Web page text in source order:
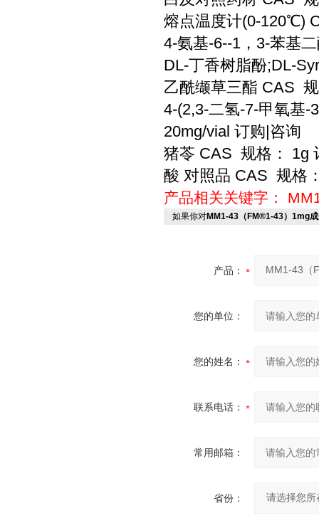
熔点温度计(0-120℃)
4-氨基-6--1，3-苯基
DL-丁香树脂酚;DL-
乙酰缬草三酯 CAS
4-(2,3-二氢-7-甲氧基-
20mg/vial 订购|咨询
猪苓 CAS 规格： 1g
酸 对照品 CAS 规格
产品相关关键字：
如果你对MM1-43（FM®1-43）1mg
产品：
您的单位：
您的姓名：
联系电话：
常用邮箱：
省份：